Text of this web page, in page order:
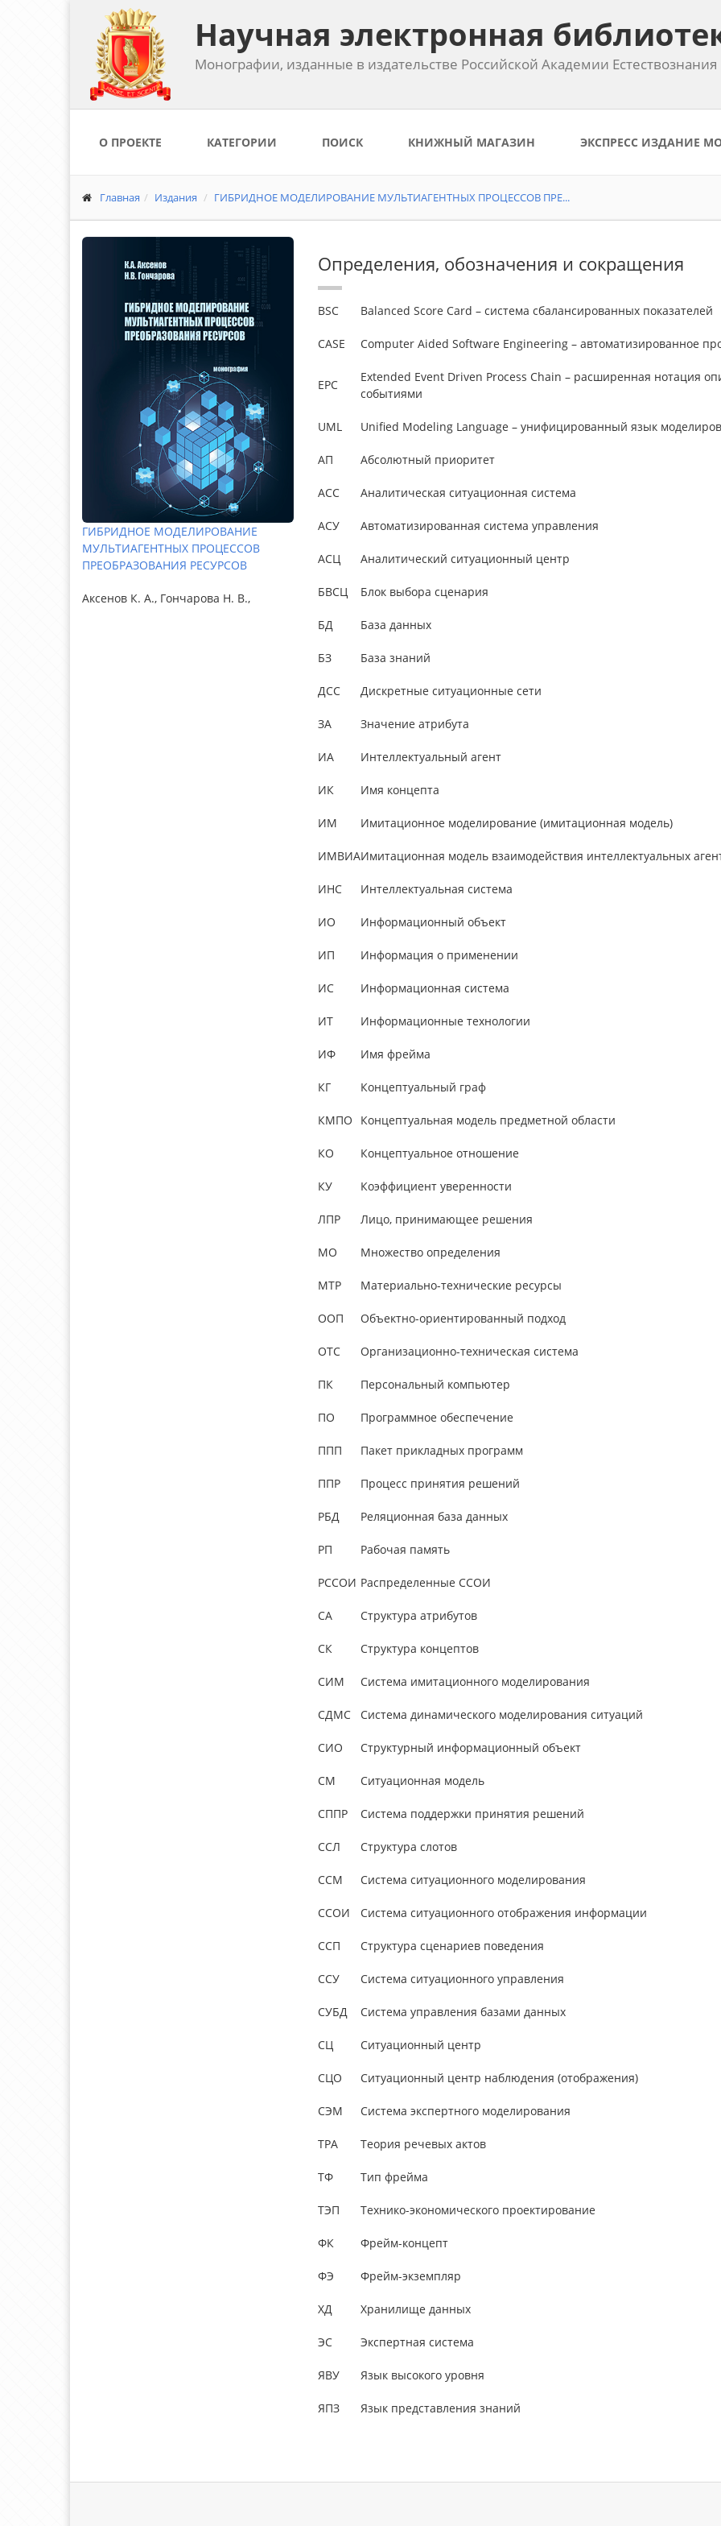
Научная электронная
Монографии, изданные в издательстве Российской Академии Естествознания
О ПРОЕКТЕ КАТЕГОРИИ ПОИСК КНИЖНЫЙ МАГАЗИН ЭКСПРЕСС ИЗДАНИЕ
Главная Издания ГИБРИДНОЕ МОДЕЛИРОВАНИЕ МУЛЬТИАГЕНТНЫХ ПРОЦЕССОВ ПРЕ...
ГИБРИДНОЕ МОДЕЛИРОВАНИЕ
МУЛЬТИАГЕНТНЫХ ПРОЦЕССОВ
ПРЕОБРАЗОВАНИЯ РЕСУРСОВ
Аксенов К. А., Гончарова Н. В.,
Определения, обозначения и сокращения
BSC Balanced Score Card – система сбалансированных показателей
CASE Computer Aided Software Engineering – автоматизированное
EPC
Extended Event Driven Process Chain – расширенная нотация
событиями
UML Unified Modeling Language – унифицированный язык
АП Абсолютный приоритет
АСС Аналитическая ситуационная система
АСУ Автоматизированная система управления
АСЦ Аналитический ситуационный центр
БВСЦ Блок выбора сценария
БД База данных
БЗ База знаний
ДСС Дискретные ситуационные сети
ЗА Значение атрибута
ИА Интеллектуальный агент
ИК Имя концепта
ИМ Имитационное моделирование (имитационная модель)
ИМВИАИмитационная модель взаимодействия интеллектуальных
ИНС Интеллектуальная система
ИО Информационный объект
ИП Информация о применении
ИС Информационная система
ИТ Информационные технологии
ИФ Имя фрейма
КГ Концептуальный граф
КМПО Концептуальная модель предметной области
КО Концептуальное отношение
КУ Коэффициент уверенности
ЛПР Лицо, принимающее решения
МО Множество определения
МТР Материально-технические ресурсы
ООП Объектно-ориентированный подход
ОТС Организационно-техническая система
ПК Персональный компьютер
ПО Программное обеспечение
ППП Пакет прикладных программ
ППР Процесс принятия решений
РБД Реляционная база данных
РП Рабочая память
РССОИ Распределенные ССОИ
СА Структура атрибутов
СК Структура концептов
СИМ Система имитационного моделирования
СДМС Система динамического моделирования ситуаций
СИО Структурный информационный объект
СМ Ситуационная модель
СППР Система поддержки принятия решений
ССЛ Структура слотов
ССМ Система ситуационного моделирования
ССОИ Система ситуационного отображения информации
ССП Структура сценариев поведения
ССУ Система ситуационного управления
СУБД Система управления базами данных
СЦ Ситуационный центр
СЦО Ситуационный центр наблюдения (отображения)
СЭМ Система экспертного моделирования
ТРА Теория речевых актов
ТФ Тип фрейма
ТЭП Технико-экономического проектирование
ФК Фрейм-концепт
ФЭ Фрейм-экземпляр
ХД Хранилище данных
ЭС Экспертная система
ЯВУ Язык высокого уровня
ЯПЗ Язык представления знаний